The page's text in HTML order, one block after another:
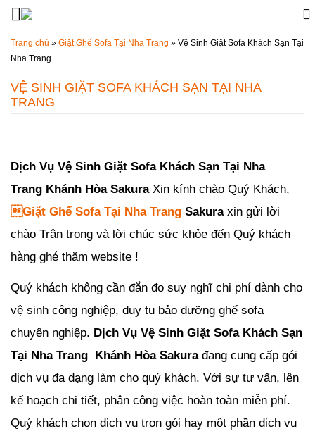
Đến nội dung chính
Trang chủ » Giặt Ghế Sofa Tại Nha Trang » Vệ Sinh Giặt Sofa Khách Sạn Tại
Nha Trang
VỆ SINH GIẶT SOFA KHÁCH SẠN TẠI NHA
TRANG
Dịch Vụ Vệ Sinh Giặt Sofa Khách Sạn Tại Nha
Trang Khánh Hòa Sakura Xin kính chào Quý Khách,
Giặt Ghế Sofa Tại Nha Trang Sakuraxin gửi lời
chào Trân trọng và lời chúc sức khỏe đến Quý khách
hàng ghé thăm website !
Quý khách không cần đắn đo suy nghĩ chi phí dành cho
vệ sinh công nghiệp, duy tu bảo dưỡng ghế sofa
chuyên nghiệp. Dịch Vụ Vệ Sinh Giặt Sofa Khách Sạn
Tại Nha Trang Khánh Hòa Sakura đang cung cấp gói
dịch vụ đa dạng làm cho quý khách. Với sự tư vấn, lên
kế hoạch chi tiết, phân công việc hoàn toàn miễn phí.
Quý khách chọn dịch vụ trọn gói hay một phần dịch vụ